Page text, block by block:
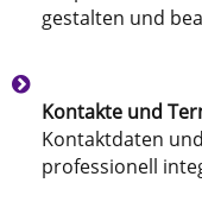
gestalten und
Kontakte und
Kontaktdaten
professionell